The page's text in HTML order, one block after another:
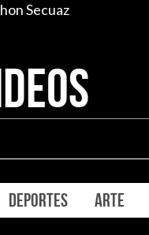
Secuaz
DEPORTES ARTE